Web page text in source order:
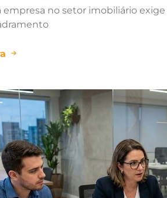
empresa no setor imobiliário